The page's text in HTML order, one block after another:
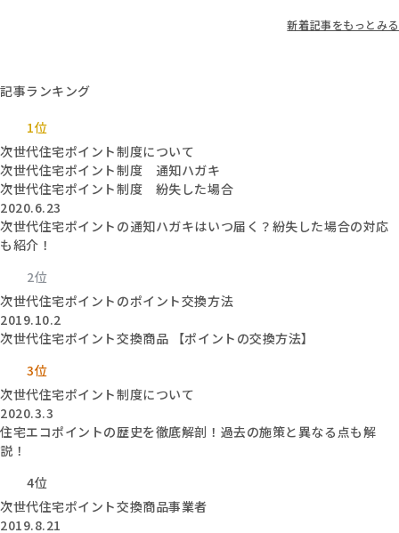
新着記事をもっとみる
記事ランキング
1位
次世代住宅ポイント制度について
次世代住宅ポイント制度 通知ハガキ
次世代住宅ポイント制度 紛失した場合
2020.6.23
次世代住宅ポイントの通知ハガキはいつ届く？紛失した場合の対応
も紹介！
2位
次世代住宅ポイントのポイント交換方法
2019.10.2
次世代住宅ポイント交換商品 【ポイントの交換方法】
3位
次世代住宅ポイント制度について
2020.3.3
住宅エコポイントの歴史を徹底解剖！過去の施策と異なる点も解
説！
4位
次世代住宅ポイント交換商品事業者
2019.8.21